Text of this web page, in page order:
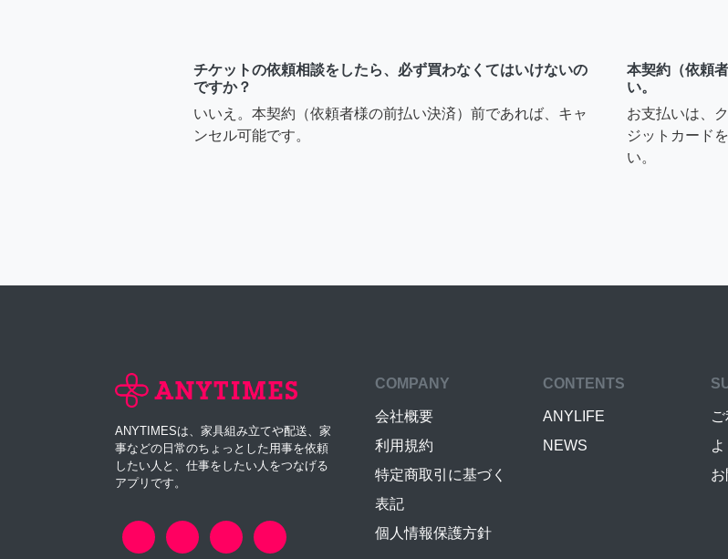
チケットの依頼相談をしたら、必ず買わなくてはいけないの
ですか？
いいえ。本契約（依頼者様の前払い決済）前であれば、キャ
ンセル可能です。
本契約（依頼
い。
お支払いは、
ジットカード
い。
ANYTIMESは、家具組み立てや配送、家
事などの日常のちょっとした用事を依頼
したい人と、仕事をしたい人をつなげる
アプリです。
COMPANY
会社概要
利用規約
特定商取引に基づく
表記
個人情報保護方針
CONTENTS
ANYLIFE
NEWS